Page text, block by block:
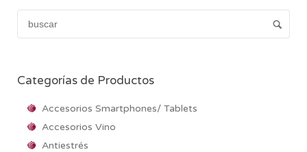
Categorías de Productos
Accesorios Smartphones/ Tablets
Accesorios Vino
Antiestrés